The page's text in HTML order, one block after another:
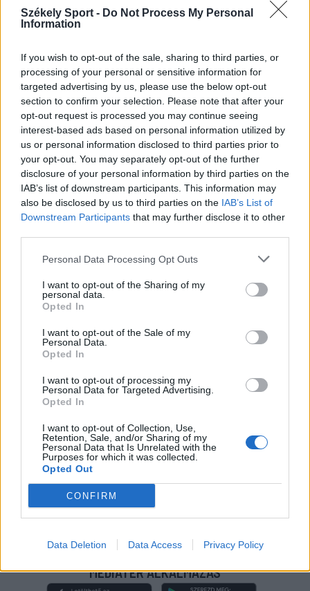
Székely Sport - Do Not Process My Personal
Information
If you wish to opt-out of the sale, sharing to third parties, or
processing of your personal or sensitive information for
targeted advertising by us, please use the below opt-out
section to confirm your selection. Please note that after your
opt-out request is processed you may continue seeing
interest-based ads based on personal information utilized by
us or personal information disclosed to third parties prior to
your opt-out. You may separately opt-out of the further
disclosure of your personal information by third parties on the
IAB’s list of downstream participants. This information may
also be disclosed by us to third parties on the IAB’s List of
Downstream Participants that may further disclose it to other
Personal Data Processing Opt Outs
I want to opt-out of the Sharing of my
personal data.
Opted In
I want to opt-out of the Sale of my
Personal Data.
Opted In
I want to opt-out of processing my
Personal Data for Targeted Advertising.
Opted In
I want to opt-out of Collection, Use,
Retention, Sale, and/or Sharing of my
Personal Data that Is Unrelated with the
Purposes for which it was collected.
Opted Out
CONFIRM
Data Deletion Data Access Privacy Policy
Nagy pofonba szaladt belé a Kolozsvári CFR,
kikapott a Győr és a Loki is
Idegenben vezetett, a pihenő után visszavett az U
Craiova az EL-selejtezőn
17:43
Két FK-játékos kapott meghívót a válogatottba
16:22
Egy újonc jelentkezett, több átsorolás a Csík körzeti
focibajnokság új idényében
14:52
Nem kell senkinek állnia, idegenbeli meccsekkel
13:57
Corbu góljától hangos a román és a magyar sajtó,
válogatott meghívót sürgetnek
IMPRESSZUM| SZERZŐI JOGOK ADATVÉDELMI
TÁJÉKOZTATÓ| HOZZÁSZÓLÁSI SZABÁLYZAT
KEZELÉSI TÁJÉKOZTATÓ
További online kiadványok:
NŐILEG|LIGET|BIHARI NAPLÓ|ERDÉLYI NAPLÓ|RÁDIÓ
GAGA
JÓÁLLÁS
MÉDIATÉR ALKALMAZÁS